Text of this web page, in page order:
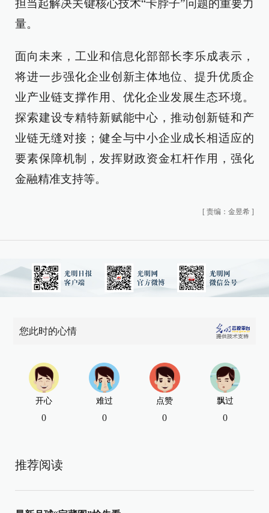
担当起解决关键核心技术“卡脖子”问题的重要力
量。
面向未来，工业和信息化部部长李乐成表示，
将进一步强化企业创新主体地位、提升优质企
业产业链支撑作用、优化企业发展生态环境。
探索建设专精特新赋能中心，推动创新链和产
业链无缝对接；健全与中小企业成长相适应的
要素保障机制，发挥财政资金杠杆作用，强化
金融精准支持等。
[ 责编：金昱希 ]
您此时的心情
开心
0
难过
0
点赞
0
飘过
0
推荐阅读